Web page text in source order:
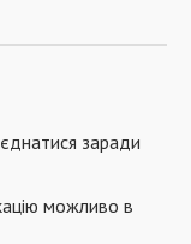
заради
можливо в